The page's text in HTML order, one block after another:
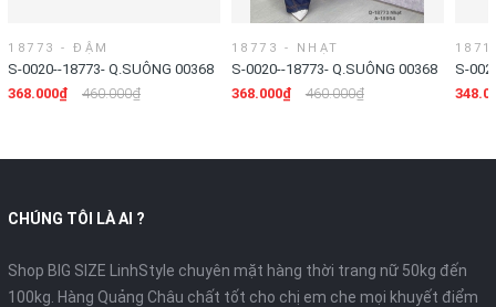
18773 - ĐẬM
S-0020--18773- Q.SUÔNG 00368
- ĐẬM
368.000₫ 460.000₫
18773 - NHẠT
S-0020--18773- Q.SUÔNG 00368
- NHẠT
368.000₫ 460.000₫
S-
CHÚNG TÔI LÀ AI ?
Shop BIG SIZE LinhStyle chuyên mặt hàng thời trang nữ 50kg đến
100kg. Hàng Quảng Châu chất tốt cho chị em che mọi khuyết điểm